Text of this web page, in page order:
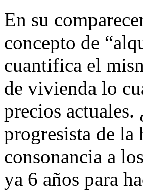
En su
concepto de
cuantifica el
de vivienda lo
precios actuales.
progresista de la
consonancia a
ya 6 años para